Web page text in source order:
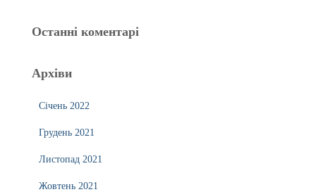
Останні коментарі
Архіви
Січень 2022
Грудень 2021
Листопад 2021
Жовтень 2021